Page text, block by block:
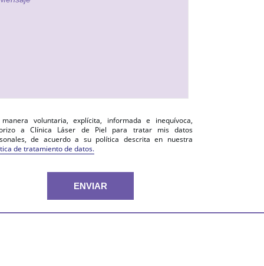
voluntaria, explícita, informada e inequívoca,
a Clínica Láser de Piel para tratar mis datos
de acuerdo a su política descrita en nuestra
de tratamiento de datos.